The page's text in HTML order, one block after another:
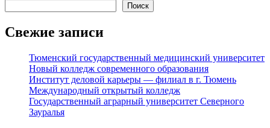
Поиск
Свежие записи
Тюменский государственный медицинский университет
Новый колледж современного образования
Институт деловой карьеры — филиал в г. Тюмень
Международный открытый колледж
Государственный аграрный университет Северного
Зауралья